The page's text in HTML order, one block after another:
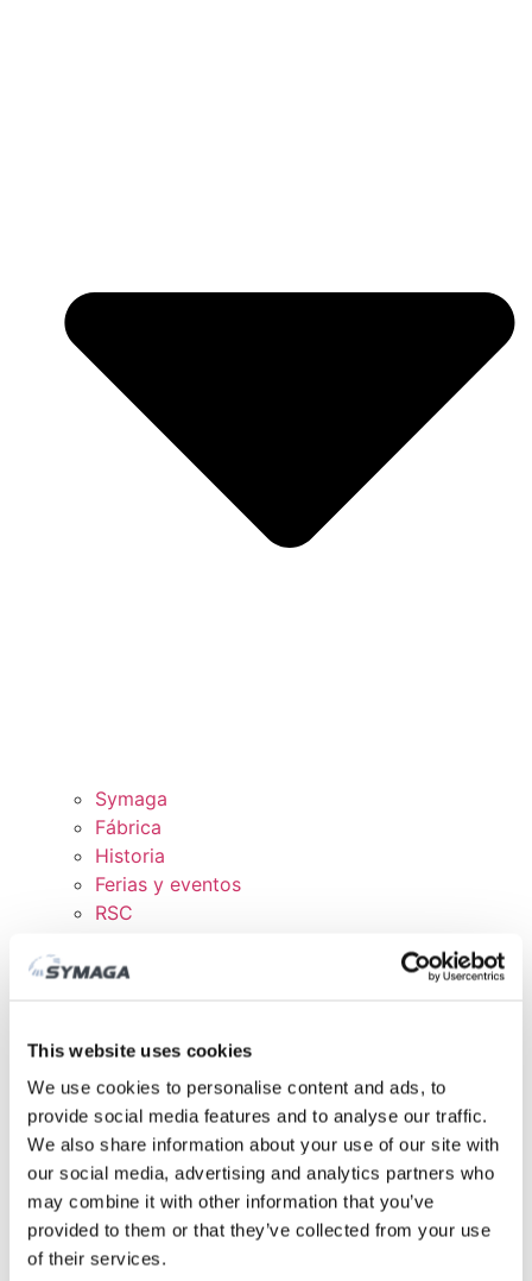
This website uses cookies
We use cookies to personalise content and ads, to
provide social media features and to analyse our traffic.
We also share information about your use of our site with
our social media, advertising and analytics partners who
may combine it with other information that you’ve
provided to them or that they’ve collected from your use
of their services.
Symaga
Fábrica
Historia
Ferias y eventos
RSC
Certificados y políticas